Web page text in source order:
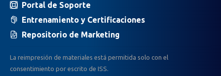
Portal de Soporte
Entrenamiento y Certificaciones
Repositorio de Marketing
La reimpresión de materiales está permitida solo con el
consentimiento por escrito de ISS.